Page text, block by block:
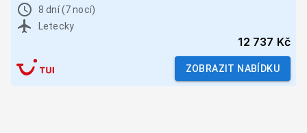
8 dní (7 nocí)
Letecky
12 737 Kč
ZOBRAZIT NABÍDKU